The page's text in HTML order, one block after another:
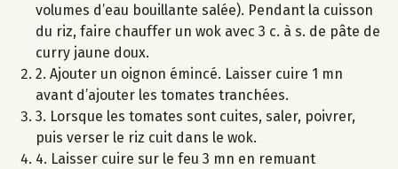
volumes d’eau bouillante salée). Pendant la cuisson
du riz, faire chauffer un wok avec 3 c. à s. de pâte de
curry jaune doux.
2. Ajouter un oignon émincé. Laisser cuire 1 mn
avant d’ajouter les tomates tranchées.
3. Lorsque les tomates sont cuites, saler, poivrer,
puis verser le riz cuit dans le wok.
4. Laisser cuire sur le feu 3 mn en remuant